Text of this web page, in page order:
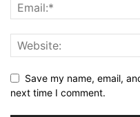
Save my name, email,
next time I comment.